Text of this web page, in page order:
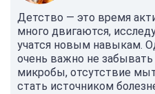
Детство — это время
много двигаются,
учатся новым навыкам.
очень важно не забывать
микробы, отсутствие
стать источником